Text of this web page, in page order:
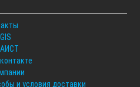
и условия доставки